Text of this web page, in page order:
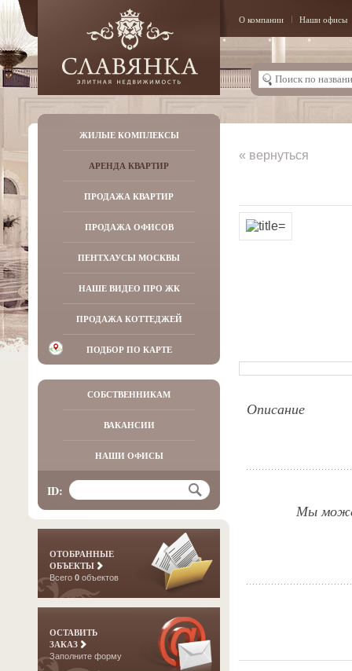
О компании Наши офисы
ЖИЛЫЕ КОМПЛЕКСЫ
АРЕНДА КВАРТИР
ПРОДАЖА КВАРТИР
ПРОДАЖА ОФИСОВ
ПЕНТХАУСЫ МОСКВЫ
НАШЕ ВИДЕО ПРО ЖК
ПРОДАЖА КОТТЕДЖЕЙ
ПОДБОР ПО КАРТЕ
СОБСТВЕННИКАМ
ВАКАНСИИ
НАШИ ОФИСЫ
ID:
ОТОБРАННЫЕ
ОБЪЕКТЫ
Всего 0 объектов
ОСТАВИТЬ
ЗАКАЗ
Заполните форму
« вернуться
Описание
Мы